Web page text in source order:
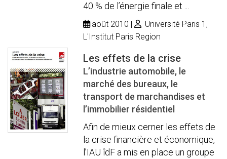
40 % de l’énergie finale et ...
août 2010
Université Paris 1,
L'Institut Paris Region
Les effets de la crise
L’industrie automobile, le
marché des bureaux, le
transport de marchandises et
l’immobilier résidentiel
Afin de mieux cerner les effets de
la crise financière et économique,
l’IAU îdF a mis en place un groupe